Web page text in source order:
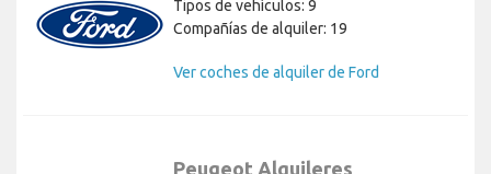
Tipos de vehículos: 9
Compañías de alquiler: 19
Ver coches de alquiler de Ford
Peugeot Alquileres